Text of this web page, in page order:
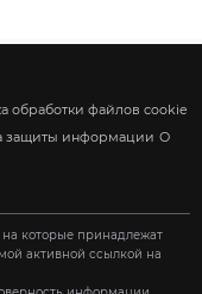
обработки файлов cookie
защиты информации О
которые принадлежат
активной ссылкой на